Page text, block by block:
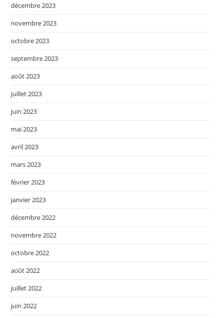
décembre 2023
novembre 2023
octobre 2023
septembre 2023
août 2023
juillet 2023
juin 2023
mai 2023
avril 2023
mars 2023
février 2023
janvier 2023
décembre 2022
novembre 2022
octobre 2022
août 2022
juillet 2022
juin 2022